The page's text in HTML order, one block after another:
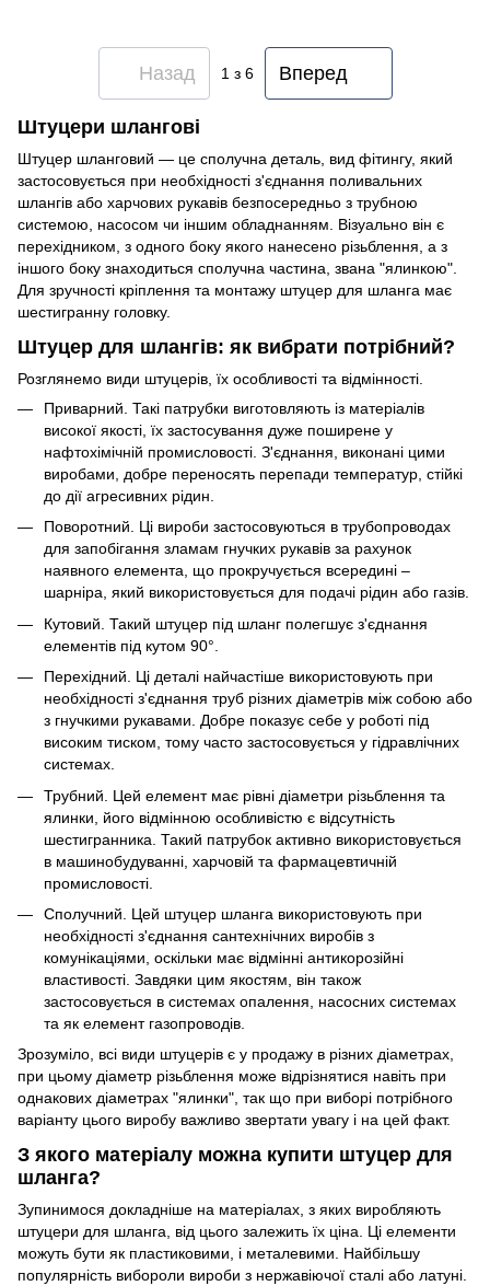
Назад 1 з 6 Вперед
Штуцери шлангові
Штуцер шланговий — це сполучна деталь, вид фітингу, який
застосовується при необхідності з'єднання поливальних
шлангів або харчових рукавів безпосередньо з трубною
системою, насосом чи іншим обладнанням. Візуально він є
перехідником, з одного боку якого нанесено різьблення, а з
іншого боку знаходиться сполучна частина, звана "ялинкою".
Для зручності кріплення та монтажу штуцер для шланга має
шестигранну головку.
Штуцер для шлангів: як вибрати потрібний?
Розглянемо види штуцерів, їх особливості та відмінності.
Приварний. Такі патрубки виготовляють із матеріалів
високої якості, їх застосування дуже поширене у
нафтохімічній промисловості. З'єднання, виконані цими
виробами, добре переносять перепади температур, стійкі
до дії агресивних рідин.
Поворотний. Ці вироби застосовуються в трубопроводах
для запобігання зламам гнучких рукавів за рахунок
наявного елемента, що прокручується всередині –
шарніра, який використовується для подачі рідин або газів.
Кутовий. Такий штуцер під шланг полегшує з'єднання
елементів під кутом 90°.
Перехідний. Ці деталі найчастіше використовують при
необхідності з'єднання труб різних діаметрів між собою або
з гнучкими рукавами. Добре показує себе у роботі під
високим тиском, тому часто застосовується у гідравлічних
системах.
Трубний. Цей елемент має рівні діаметри різьблення та
ялинки, його відмінною особливістю є відсутність
шестигранника. Такий патрубок активно використовується
в машинобудуванні, харчовій та фармацевтичній
промисловості.
Сполучний. Цей штуцер шланга використовують при
необхідності з'єднання сантехнічних виробів з
комунікаціями, оскільки має відмінні антикорозійні
властивості. Завдяки цим якостям, він також
застосовується в системах опалення, насосних системах
та як елемент газопроводів.
Зрозуміло, всі види штуцерів є у продажу в різних діаметрах,
при цьому діаметр різьблення може відрізнятися навіть при
однакових діаметрах "ялинки", так що при виборі потрібного
варіанту цього виробу важливо звертати увагу і на цей факт.
З якого матеріалу можна купити штуцер для
шланга?
Зупинимося докладніше на матеріалах, з яких виробляють
штуцери для шланга, від цього залежить їх ціна. Ці елементи
можуть бути як пластиковими, і металевими. Найбільшу
популярність вибороли вироби з нержавіючої сталі або латуні.